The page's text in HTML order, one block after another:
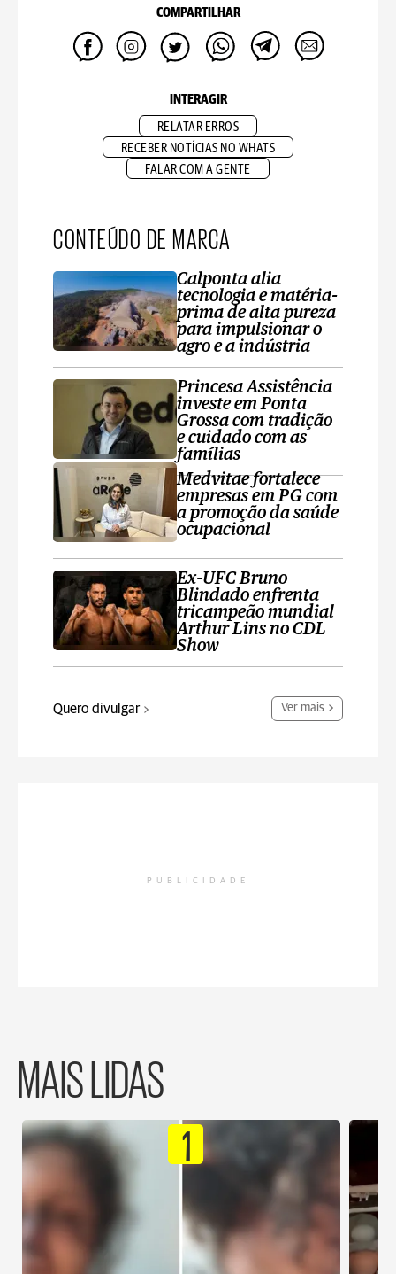
COMPARTILHAR
INTERAGIR
RELATAR ERROS
RECEBER NOTÍCIAS NO WHATS
FALAR COM A GENTE
CONTEÚDO DE MARCA
Calponta alia
tecnologia e matéria-
prima de alta pureza
para impulsionar o
agro e a indústria
Princesa Assistência
investe em Ponta
Grossa com tradição
e cuidado com as
famílias
Medvitae fortalece
empresas em PG com
a promoção da saúde
ocupacional
Ex-UFC Bruno
Blindado enfrenta
tricampeão mundial
Arthur Lins no CDL
Show
Quero divulgar Ver mais
PUBLICIDADE
MAIS LIDAS
1